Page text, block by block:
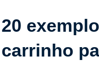
20
carrinho